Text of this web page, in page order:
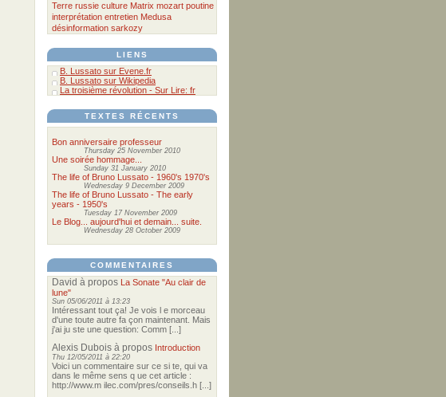
Terre russie culture Matrix mozart poutine
interprétation entretien Medusa
désinformation sarkozy
LIENS
B. Lussato sur Evene.fr
B. Lussato sur Wikipedia
La troisième révolution - Sur Lire: fr
TEXTES RÉCENTS
Bon anniversaire professeur
Thursday 25 November 2010
Une soirée hommage...
Sunday 31 January 2010
The life of Bruno Lussato - 1960's 1970's
Wednesday 9 December 2009
The life of Bruno Lussato - The early
years - 1950's
Tuesday 17 November 2009
Le Blog... aujourd'hui et demain... suite.
Wednesday 28 October 2009
COMMENTAIRES
David à propos La Sonate "Au clair de
lune"
Sun 05/06/2011 à 13:23
Intéressant tout ça! Je vois l e morceau
d'une toute autre fa çon maintenant. Mais
j'ai ju ste une question: Comm [...]
Alexis Dubois à propos Introduction
Thu 12/05/2011 à 22:20
Voici un commentaire sur ce si te, qui va
dans le même sens q ue cet article :
http://www.m ilec.com/pres/conseils.h [...]